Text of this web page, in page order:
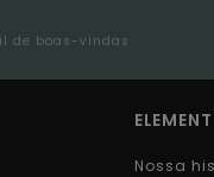
de boas-vindas
ELEMENT
Nossa